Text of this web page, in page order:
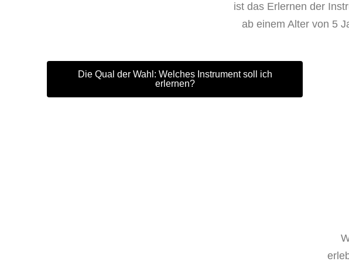
ist das Erlernen der
ab einem Alter von 5
Die Qual der Wahl: Welches Instrument soll ich
erlernen?